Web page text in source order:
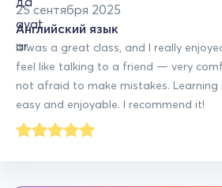
25 сентября 2025
Английский язык
It was a great class, and I really
feel like talking to a friend — very
not afraid to make mistakes. Learning
easy and enjoyable. I recommend it!